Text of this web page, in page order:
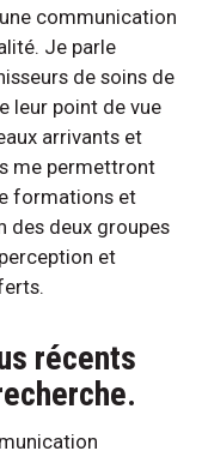
communication
Je parle
de soins de
leur point de vue
arrivants et
me permettront
formations et
des deux groupes
et
récents